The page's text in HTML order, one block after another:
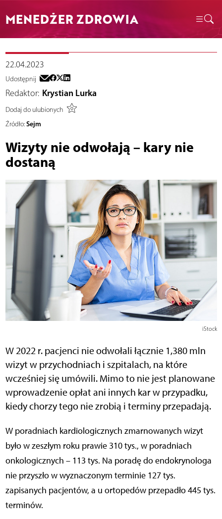
MENEDŻER ZDROWIA
22.04.2023
Udostępnij
Redaktor: Krystian Lurka
Dodaj do ulubionych
Źródło: Sejm
Wizyty nie odwołają – kary nie
dostaną
iStock
W 2022 r. pacjenci nie odwołali łącznie 1,380 mln
wizyt w przychodniach i szpitalach, na które
wcześniej się umówili. Mimo to nie jest planowane
wprowadzenie opłat ani innych kar w przypadku,
kiedy chorzy tego nie zrobią i terminy przepadają.
W poradniach kardiologicznych zmarnowanych wizyt
było w zeszłym roku prawie 310 tys., w poradniach
onkologicznych – 113 tys. Na poradę do endokrynologa
nie przyszło w wyznaczonym terminie 127 tys.
zapisanych pacjentów, a u ortopedów przepadło 445 tys.
terminów.